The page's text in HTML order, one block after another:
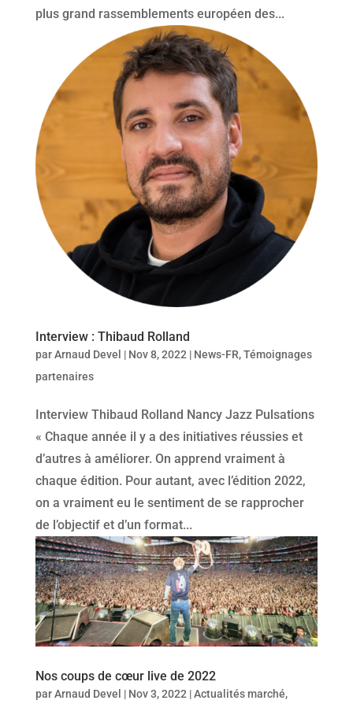
plus grand rassemblements européen des...
Interview : Thibaud Rolland
parArnaud Devel | Nov 8, 2022| News-FR,Témoignages
partenaires
Interview Thibaud Rolland Nancy Jazz Pulsations
« Chaque année il y a des initiatives réussies et
d’autres à améliorer. On apprend vraiment à
chaque édition. Pour autant, avec l’édition 2022,
on a vraiment eu le sentiment de se rapprocher
de l’objectif et d’un format...
Nos coups de cœur live de 2022
parArnaud Devel | Nov 3, 2022 |Actualités marché,